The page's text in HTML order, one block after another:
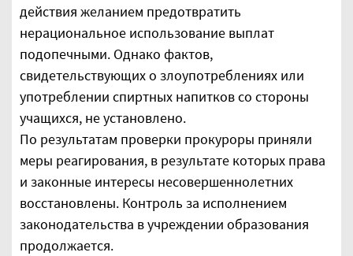
действия желанием предотвратить
нерациональное использование выплат
подопечными. Однако фактов,
свидетельствующих о злоупотреблениях или
употреблении спиртных напитков со стороны
учащихся, не установлено.
По результатам проверки прокуроры приняли
меры реагирования, в результате которых права
и законные интересы несовершеннолетних
восстановлены. Контроль за исполнением
законодательства в учреждении образования
продолжается.